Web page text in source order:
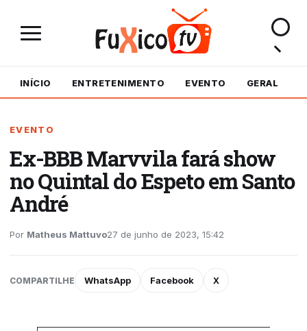
INÍCIO ENTRETENIMENTO EVENTO GERAL
EVENTO
Ex-BBB Marvvila fará show
no Quintal do Espeto em Santo
André
Por Matheus Mattuvo27 de junho de 2023, 15:42
COMPARTILHE WhatsApp Facebook X